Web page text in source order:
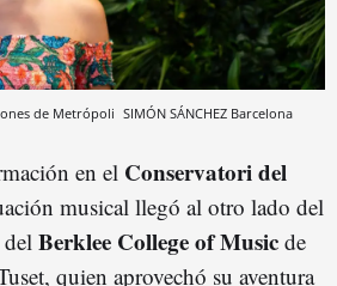
de Metrópoli SIMÓN SÁNCHEZ Barcelona
en el Conservatori del
musical llegó al otro lado del
Berklee College of Music de
quien aprovechó su aventura